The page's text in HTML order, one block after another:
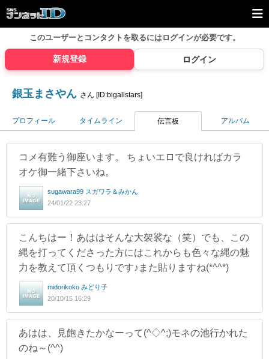
このユーザーとコンタクトを取るにはログインが必要です。
新規登録 ログイン
銀玉まさやん さん [ID:bigallstars]
プロフィール タイムライン 伝言板 アルバム
コメ有難う御座います。 ちょいエロで良ければカラ
オケ御一緒下さいね。
sugawara99 スガワラ＆みかん
24/01/22 23:27
こんちはー！あははそんな大袈裟な（笑）でも、この
縄を打ってくださった方にはこれからも色々な縄の魅
力を教えて頂くつもりです♪また貼りますね(*^^*)
midorikoko みどり子
20/10/15 16:29
あはは、見飽きたかなーって(^◇^;)モネの池行かれた
のね～(^^)